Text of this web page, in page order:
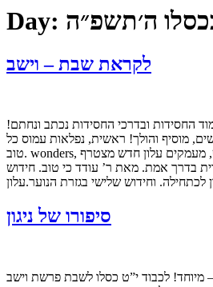
Day: ה׳תשפ״ה
לקראת שבת – וישב
החסידות ובדרכי החסידות נכתב ונחתם!
מוסיף והולך! ראשית, נפלאות עמוס כל
טוב. wonders, לדוברי האנגלית. אוצר הנפש, מעמקים עלון חדש מצטרף
בדרך אמת. מאת ר’ עודד כי טוב. חידוש
סיפורו של ניגון